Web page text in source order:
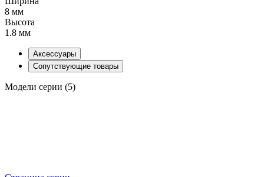
8 мм
Высота
1.8 мм
Аксессуары
Сопутствующие товары
Модели серии (5)